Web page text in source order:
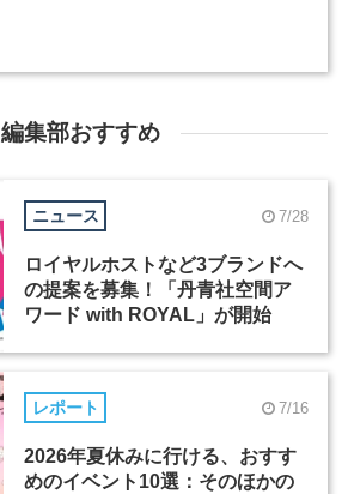
編集部おすすめ
ニュース 7/28
ロイヤルホストなど3ブランドへ
の提案を募集！「丹青社空間ア
ワード with ROYAL」が開始
レポート 7/16
2026年夏休みに行ける、おすす
めのイベント10選：そのほかの